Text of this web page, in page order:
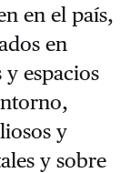
en el país,
en
espacios
y
y sobre